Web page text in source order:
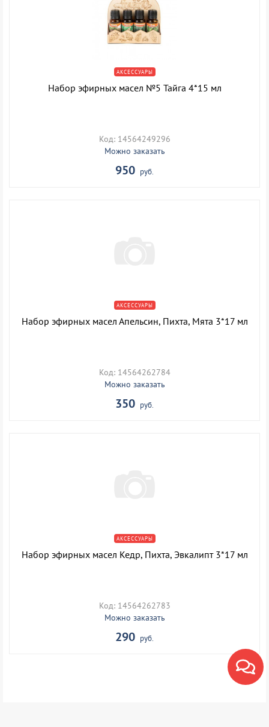
АКСЕССУАРЫ
Набор эфирных масел №5 Тайга 4*15 мл
Код: 14564249296
Можно заказать
950 руб.
АКСЕССУАРЫ
Набор эфирных масел Апельсин, Пихта, Мята 3*17 мл
Код: 14564262784
Можно заказать
350 руб.
АКСЕССУАРЫ
Набор эфирных масел Кедр, Пихта, Эвкалипт 3*17 мл
Код: 14564262783
Можно заказать
290 руб.